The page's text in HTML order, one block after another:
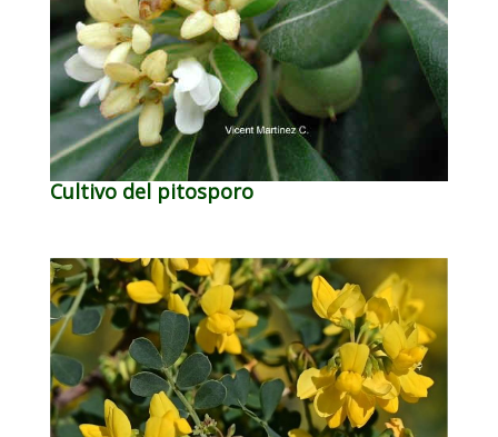
Cultivo del pitosporo